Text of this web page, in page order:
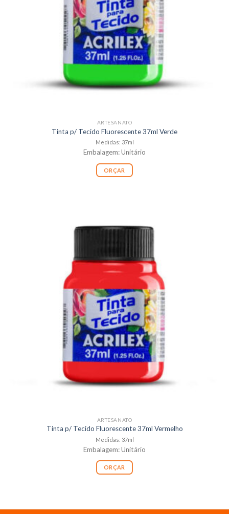
ARTESANATO
Tinta p/ Tecido Fluorescente 37ml Verde
Medidas: 37ml
Embalagem: Unitário
ORÇAR
ARTESANATO
Tinta p/ Tecido Fluorescente 37ml Vermelho
Medidas: 37ml
Embalagem: Unitário
ORÇAR